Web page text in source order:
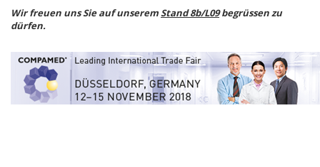
Wir freuen uns Sie auf unseremStand 8b/L09begrüssen zu
dürfen.